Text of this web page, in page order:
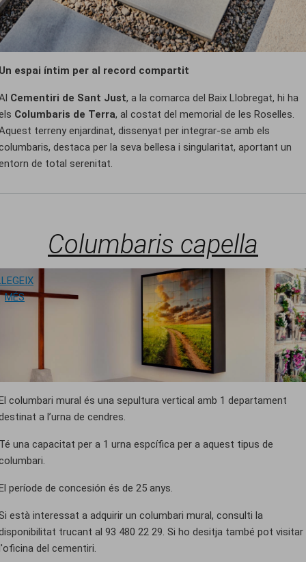
espai íntim per al record compartit
Cementiri de Sant Just, a la comarca del Baix Llobregat, hi ha
Columbaris de Terra, al costat del memorial de les Roselles.
terreny enjardinat, dissenyat per integrar-se amb els
destaca per la seva bellesa i singularitat, aportant un
de total serenitat.
Columbaris capella
MÉSSOBRE COLUMBARIS CAPELLA
columbari mural és una sepultura vertical amb 1 departament
a l’urna de cendres.
una capacitat per a 1 urna espcífica per a aquest tipus de
període de concesión és de 25 anys.
està interessat a adquirir un columbari mural, consulti la
trucant al 93 480 22 29. Si ho desitja també pot visitar
del cementiri.